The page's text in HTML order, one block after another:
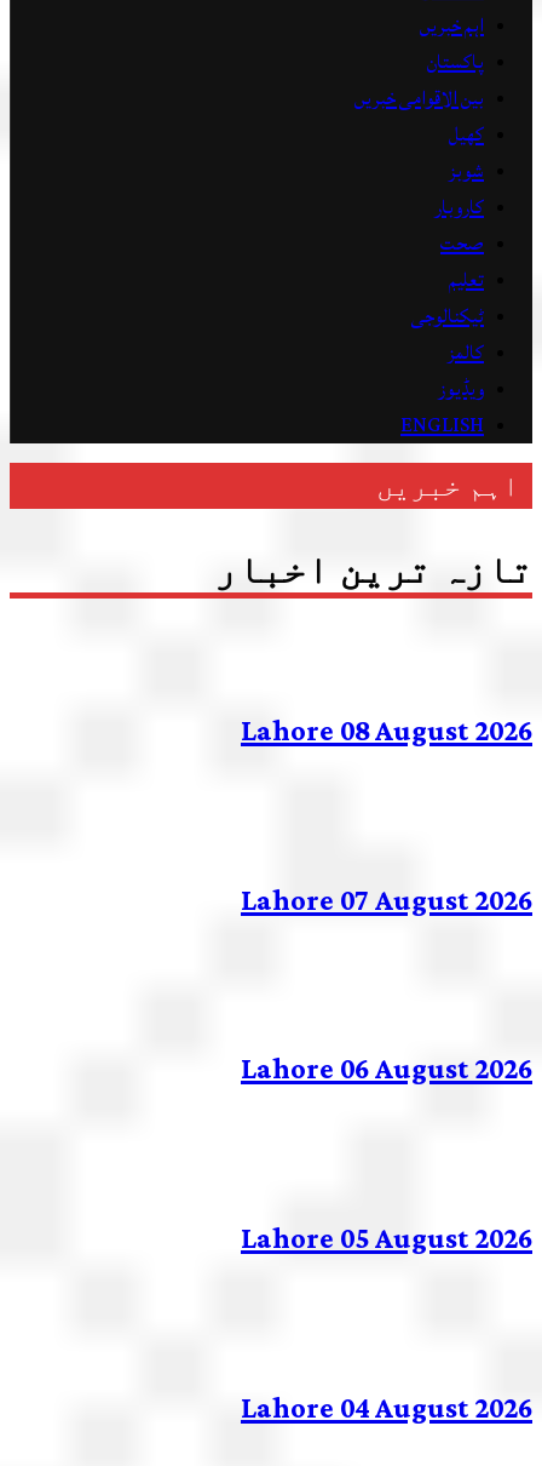
اہم خبریں
پاکستان
بین الاقوامی خبریں
کھیل
شوبز
کاروبار
صحت
تعلیم
ٹیکنالوجی
کالمز
ویڈیوز
ENGLISH
خبریں
ترین اخبار
Lahore 08 August
Lahore 07 August
Lahore 06 August
Lahore 05 August
Lahore 04 August